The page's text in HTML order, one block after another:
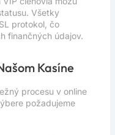
Všetky
protokol, čo
finančných údajov.
Kasíne
procesu v online
požadujeme